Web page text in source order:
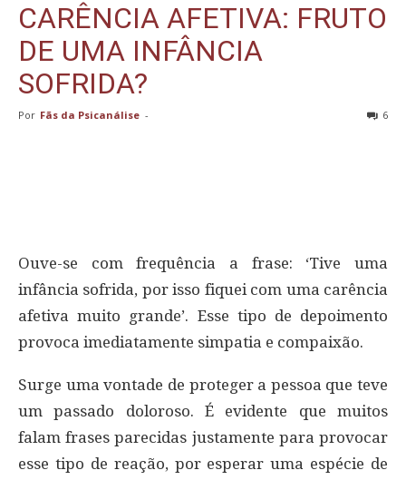
CARÊNCIA AFETIVA: FRUTO
DE UMA INFÂNCIA
SOFRIDA?
Por Fãs da Psicanálise - 6
Ouve-se com frequência a frase: ‘Tive uma
infância sofrida, por isso fiquei com uma carência
afetiva muito grande’. Esse tipo de depoimento
provoca imediatamente simpatia e compaixão.
Surge uma vontade de proteger a pessoa que teve
um passado doloroso. É evidente que muitos
falam frases parecidas justamente para provocar
esse tipo de reação, por esperar uma espécie de